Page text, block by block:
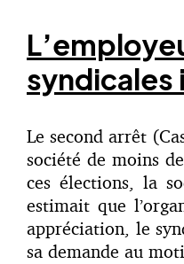
syndicales
Le second arrêt
société de moins
ces élections, la
estimait que
appréciation, le
sa demande au